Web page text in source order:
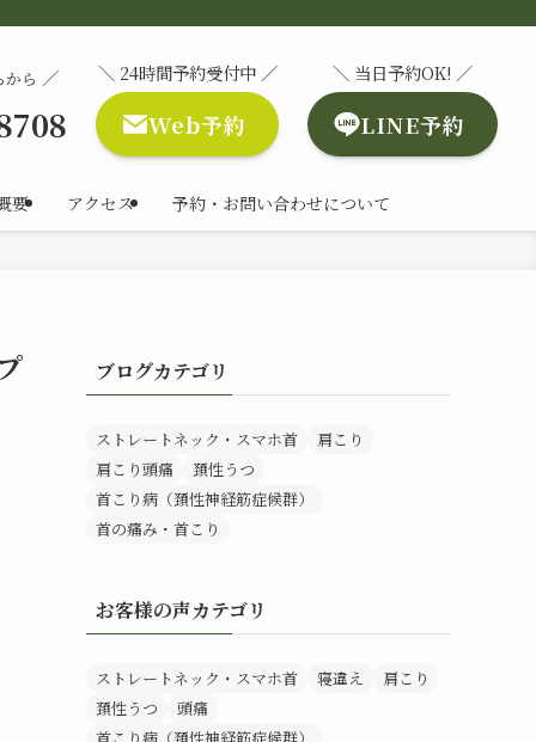
要 アクセス 予約・お問い合わせについて
ら ／ ＼ 24時間予約受付中 ／
Web予約
＼ 当日予約OK! ／
LINE予約
ブログカテゴリ
ストレートネック・スマホ首
肩こり
肩こり頭痛
頚性うつ
首こり病（頚性神経筋症候群）
首の痛み・首こり
お客様の声カテゴリ
ストレートネック・スマホ首 寝違え
肩こり
頚性うつ
頭痛
首こり病（頚性神経筋症候群）